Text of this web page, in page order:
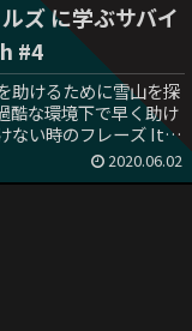
ズ に学ぶサバイ
#4
助けるために雪山を探
酷な環境下で早く助け
ない時のフレーズ It’s
and Dana’s life is on
セリフ：デーナの命が
2020.06.02